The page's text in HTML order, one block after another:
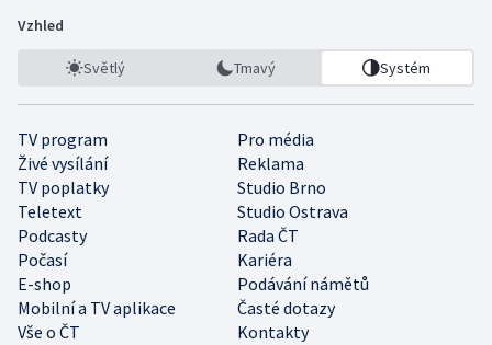
Vzhled
Světlý Tmavý Systém
TV program
Pro média
Živé vysílání
Reklama
TV poplatky
Studio Brno
Teletext
Studio Ostrava
Podcasty
Rada ČT
Počasí
Kariéra
E-shop
Podávání námětů
Mobilní a TV aplikace
Časté dotazy
Vše o ČT
Kontakty